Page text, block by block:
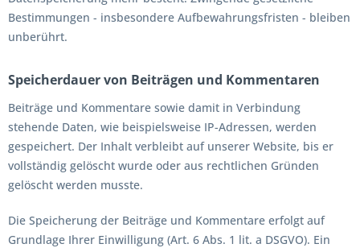
Bestimmungen - insbesondere Aufbewahrungsfristen - bleiben
unberührt.
Speicherdauer von Beiträgen und Kommentaren
Beiträge und Kommentare sowie damit in Verbindung
stehende Daten, wie beispielsweise IP-Adressen, werden
gespeichert. Der Inhalt verbleibt auf unserer Website, bis er
vollständig gelöscht wurde oder aus rechtlichen Gründen
gelöscht werden musste.
Die Speicherung der Beiträge und Kommentare erfolgt auf
Grundlage Ihrer Einwilligung (Art. 6 Abs. 1 lit. a DSGVO). Ein